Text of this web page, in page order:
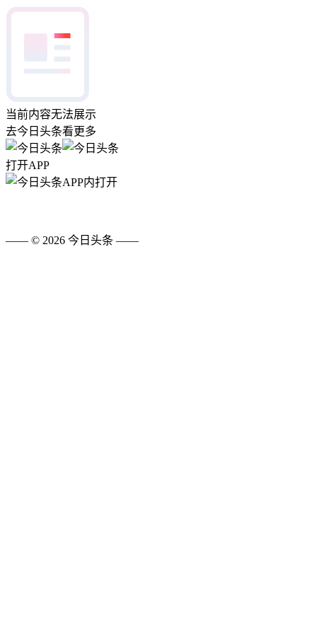
当前内容无法展示
去今日头条看更多
打开APP
APP内打开
—— © 2026 今日头条 ——